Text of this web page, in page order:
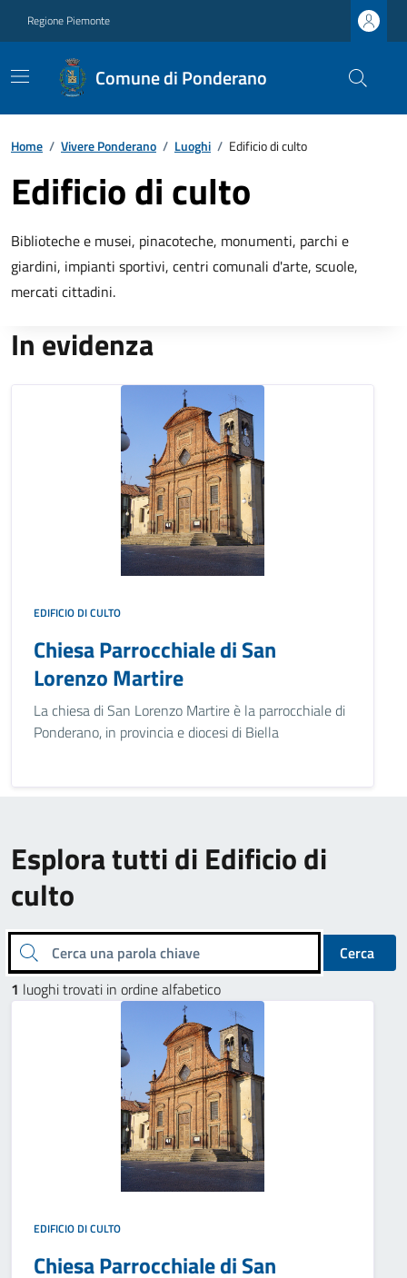
Regione Piemonte
Comune di Ponderano
Home / Vivere Ponderano / Luoghi / Edificio di culto
Edificio di culto
Biblioteche e musei, pinacoteche, monumenti, parchi e
giardini, impianti sportivi, centri comunali d'arte, scuole,
mercati cittadini.
In evidenza
EDIFICIO DI CULTO
Chiesa Parrocchiale di San
Lorenzo Martire
La chiesa di San Lorenzo Martire è la parrocchiale di
Ponderano, in provincia e diocesi di Biella
Esplora tutti di Edificio di
culto
Cerca una parola chiave
Cerca
1 luoghi trovati in ordine alfabetico
EDIFICIO DI CULTO
Chiesa Parrocchiale di San